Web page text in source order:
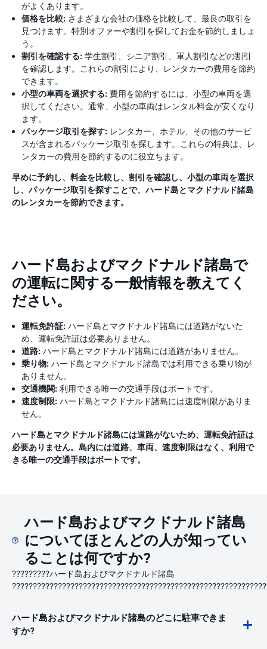
がよくあります。
価格を比較: さまざまな会社の価格を比較して、最良の取引を
見つけます。特別オファーや割引を探してお金を節約しましょ
う。
割引を確認する: 学生割引、シニア割引、軍人割引などの割引
を確認します。これらの割引により、レンタカーの費用を節約
できます。
小型の車両を選択する: 費用を節約するには、小型の車両を選
択してください。通常、小型の車両はレンタル料金が安くなり
ます。
パッケージ取引を探す: レンタカー、ホテル、その他のサービ
スが含まれるパッケージ取引を探します。これらの特典は、レ
ンタカーの費用を節約するのに役立ちます。
早めに予約し、料金を比較し、割引を確認し、小型の車両を選択
し、パッケージ取引を探すことで、ハード島とマクドナルド諸島
のレンタカーを節約できます。
ハード島およびマクドナルド諸島で
の運転に関する一般情報を教えてく
ださい。
運転免許証: ハード島とマクドナルド諸島には道路がないた
め、運転免許証は必要ありません。
道路: ハード島とマクドナルド諸島には道路がありません。
乗り物: ハード島とマクドナルド諸島では利用できる乗り物が
ありません。
交通機関: 利用できる唯一の交通手段はボートです。
速度制限: ハード島とマクドナルド諸島には速度制限がありま
せん。
ハード島とマクドナルド諸島には道路がないため、運転免許証は
必要ありません。島内には道路、車両、速度制限はなく、利用で
きる唯一の交通手段はボートです。
ハード島およびマクドナルド諸島
についてほとんどの人が知ってい
ることは何ですか?
?????????ハード島およびマクドナルド諸島
ハード島およびマクドナルド諸島のどこに駐車できま
すか?